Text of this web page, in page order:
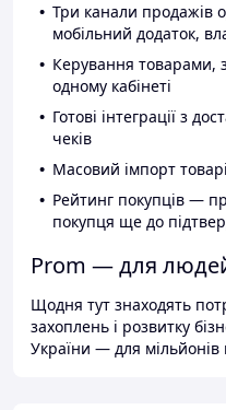
Три канали продажів
мобільний додаток,
Керування товарами,
одному кабінеті
Готові інтеграції з
чеків
Масовий імпорт
Рейтинг покупців —
покупця ще до
Prom — для людей
Щодня тут знаходять
захоплень і розвитку
України — для мільйонів